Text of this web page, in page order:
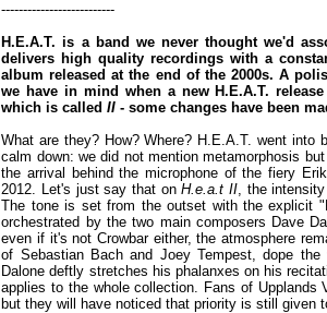
--------------------------
H.E.A.T. is a band we never thought we'd
delivers high quality recordings with a
album released at the end of the 2000s. A
we have in mind when a new H.E.A.T.
which is calledII - some changes have been
What are they? How? Where? H.E.A.T. went into
calm down: we did not mention metamorphosis
the arrival behind the microphone of the fiery
2012. Let's just say that onH.e.a.t II, the
The tone is set from the outset with the explicit
orchestrated by the two main composers Dave
even if it's not Crowbar either, the atmosphere
of Sebastian Bach and Joey Tempest, dope
Dalone deftly stretches his phalanxes on his
applies to the whole collection. Fans of
but they will have noticed that priority is still given